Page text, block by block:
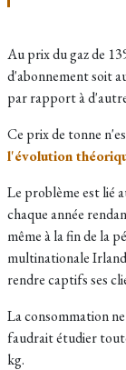
Au prix du gaz de
d'abonnement soit
par rapport à
Ce prix de tonne
l'évolution
Le problème est lié
chaque année
même à la fin de la
multinationale
rendre captifs ses
La consommation
faudrait étudier
kg.